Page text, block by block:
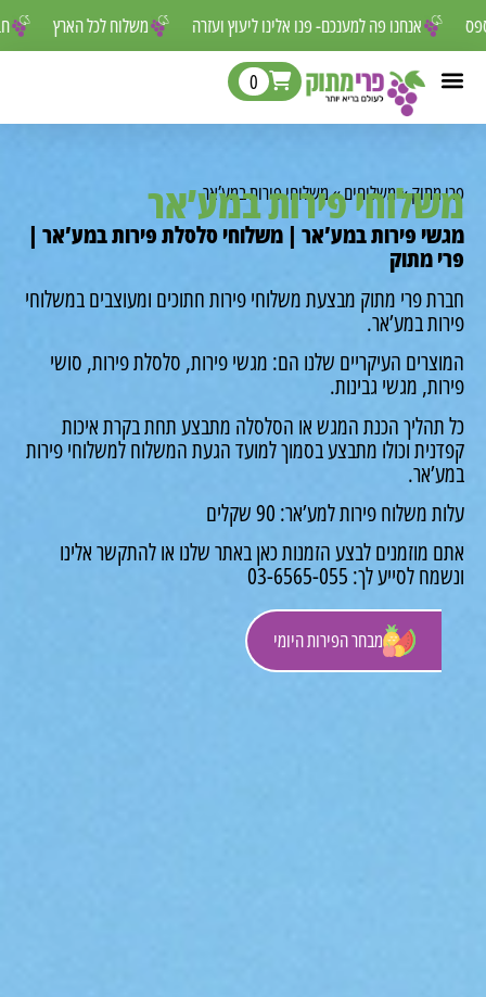
משלוח לכל הארץ אנחנו פה למענכם- פנו אלינו ליעוץ ועזרה לפספס
מבחר הפירות היומי
0
»משלוחים»משלוחי פירות במע’אר
פירות במע’אר
פירות במע’אר | משלוחי סלסלת פירות במע’אר |
מתוק
פרי מתוק מבצעת משלוחי פירות חתוכים ומעוצבים במשלוחי
במע’אר.
העיקריים שלנו הם: מגשי פירות, סלסלת פירות, סושי
מגשי גבינות.
הכנת המגש או הסלסלה מתבצע תחת בקרת איכות
וכולו מתבצע בסמוך למועד הגעת המשלוח למשלוחי פירות
פירות למע’אר: 90 שקלים
מוזמנים לבצע הזמנות כאן באתר שלנו או להתקשר אלינו
לך: 03-6565-055